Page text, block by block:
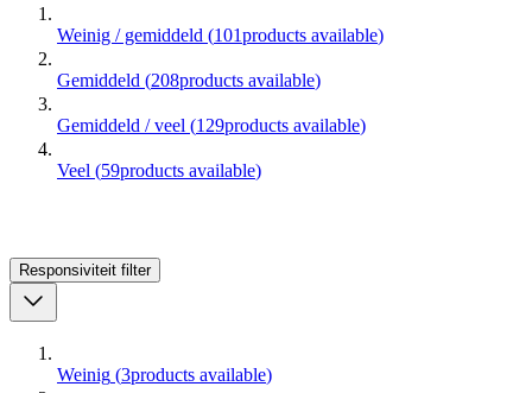
Weinig / gemiddeld (101products available)
Gemiddeld (208products available)
Gemiddeld / veel (129products available)
Veel (59products available)
Responsiviteit filter
Weinig (3products available)